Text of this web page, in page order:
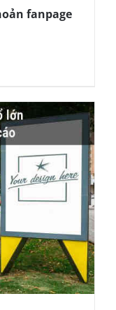
fanpage